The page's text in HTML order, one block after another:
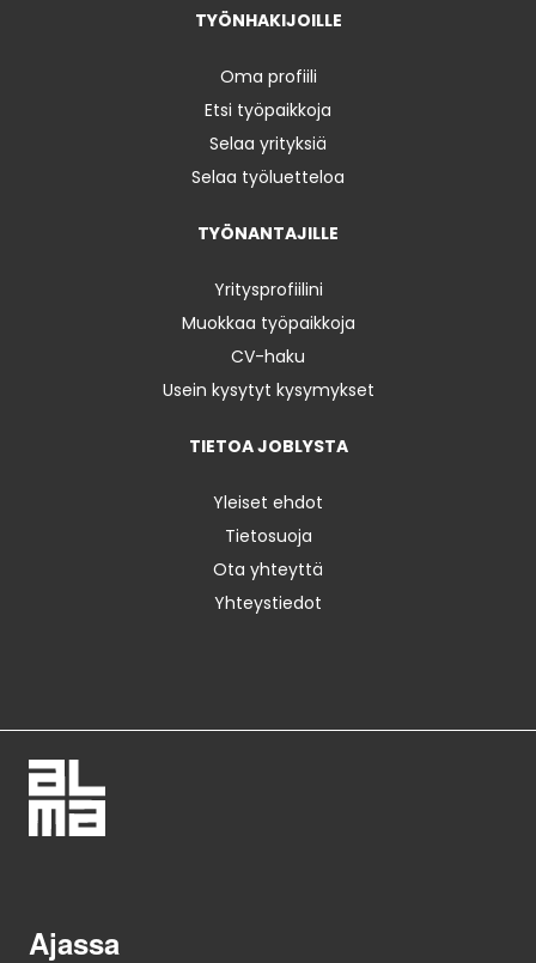
TYÖNHAKIJOILLE
Oma profiili
Etsi työpaikkoja
Selaa yrityksiä
Selaa työluetteloa
TYÖNANTAJILLE
Yritysprofiilini
Muokkaa työpaikkoja
CV-haku
Usein kysytyt kysymykset
TIETOA JOBLYSTA
Yleiset ehdot
Tietosuoja
Ota yhteyttä
Yhteystiedot